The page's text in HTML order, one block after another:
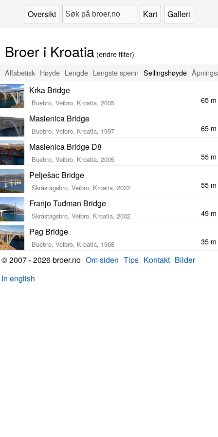
Oversikt Kart Galleri
Broer i Kroatia (endre filter)
Alfabetisk Høyde Lengde Lengste spenn Seilingshøyde
Krka Bridge
Buebro, Veibro, Kroatia, 2005 65 m
Maslenica Bridge
Buebro, Veibro, Kroatia, 1997 65 m
Maslenica Bridge D8
Buebro, Veibro, Kroatia, 2005 55 m
Pelješac Bridge
Skråstagsbro, Veibro, Kroatia, 2022 55 m
Franjo Tuđman Bridge
Skråstagsbro, Veibro, Kroatia, 2002 49 m
Pag Bridge
Buebro, Veibro, Kroatia, 1968 35 m
© 2007 - 2026 broer.no Om siden Tips Kontakt Bilder
In english